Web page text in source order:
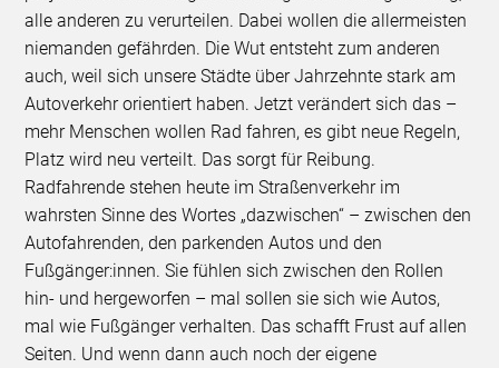
alle anderen zu verurteilen. Dabei wollen die allermeisten
niemanden gefährden. Die Wut entsteht zum anderen
auch, weil sich unsere Städte über Jahrzehnte stark am
Autoverkehr orientiert haben. Jetzt verändert sich das –
mehr Menschen wollen Rad fahren, es gibt neue Regeln,
Platz wird neu verteilt. Das sorgt für Reibung.
Radfahrende stehen heute im Straßenverkehr im
wahrsten Sinne des Wortes „dazwischen“ – zwischen den
Autofahrenden, den parkenden Autos und den
Fußgänger:innen. Sie fühlen sich zwischen den Rollen
hin- und hergeworfen – mal sollen sie sich wie Autos,
mal wie Fußgänger verhalten. Das schafft Frust auf allen
Seiten. Und wenn dann auch noch der eigene